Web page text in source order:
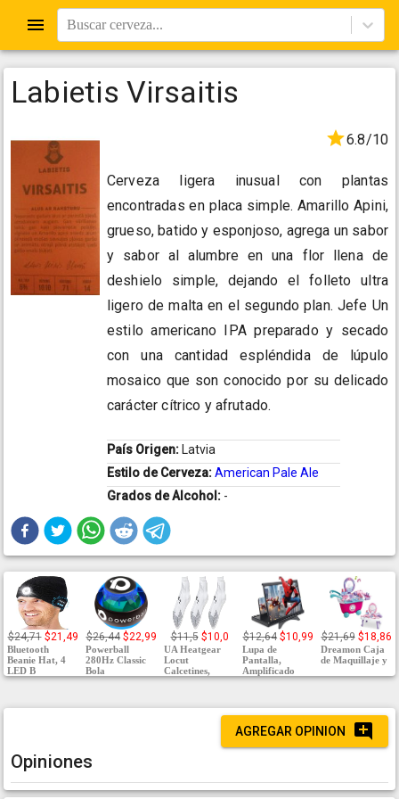
Buscar cerveza...
Labietis Virsaitis
6.8/10
Cerveza ligera inusual con plantas
encontradas en placa simple. Amarillo Apini,
grueso, batido y esponjoso, agrega un sabor
y sabor al alumbre en una flor llena de
deshielo simple, dejando el folleto ultra
ligero de malta en el segundo plan. Jefe Un
estilo americano IPA preparado y secado
con una cantidad espléndida de lúpulo
mosaico que son conocido por su delicado
carácter cítrico y afrutado.
País Origen: Latvia
Estilo de Cerveza:American Pale Ale
Grados de Alcohol: -
$24,71 $21,49
Bluetooth
Beanie Hat, 4
LED B
$26,44 $22,99
Powerball
280Hz Classic
Bola
$11,5 $10,0
UA Heatgear
Locut
Calcetines,
$12,64 $10,99
Lupa de
Pantalla,
Amplificado
$21,69 $18,86
Dreamon Caja
de Maquillaje y
AGREGAR OPINION
Opiniones